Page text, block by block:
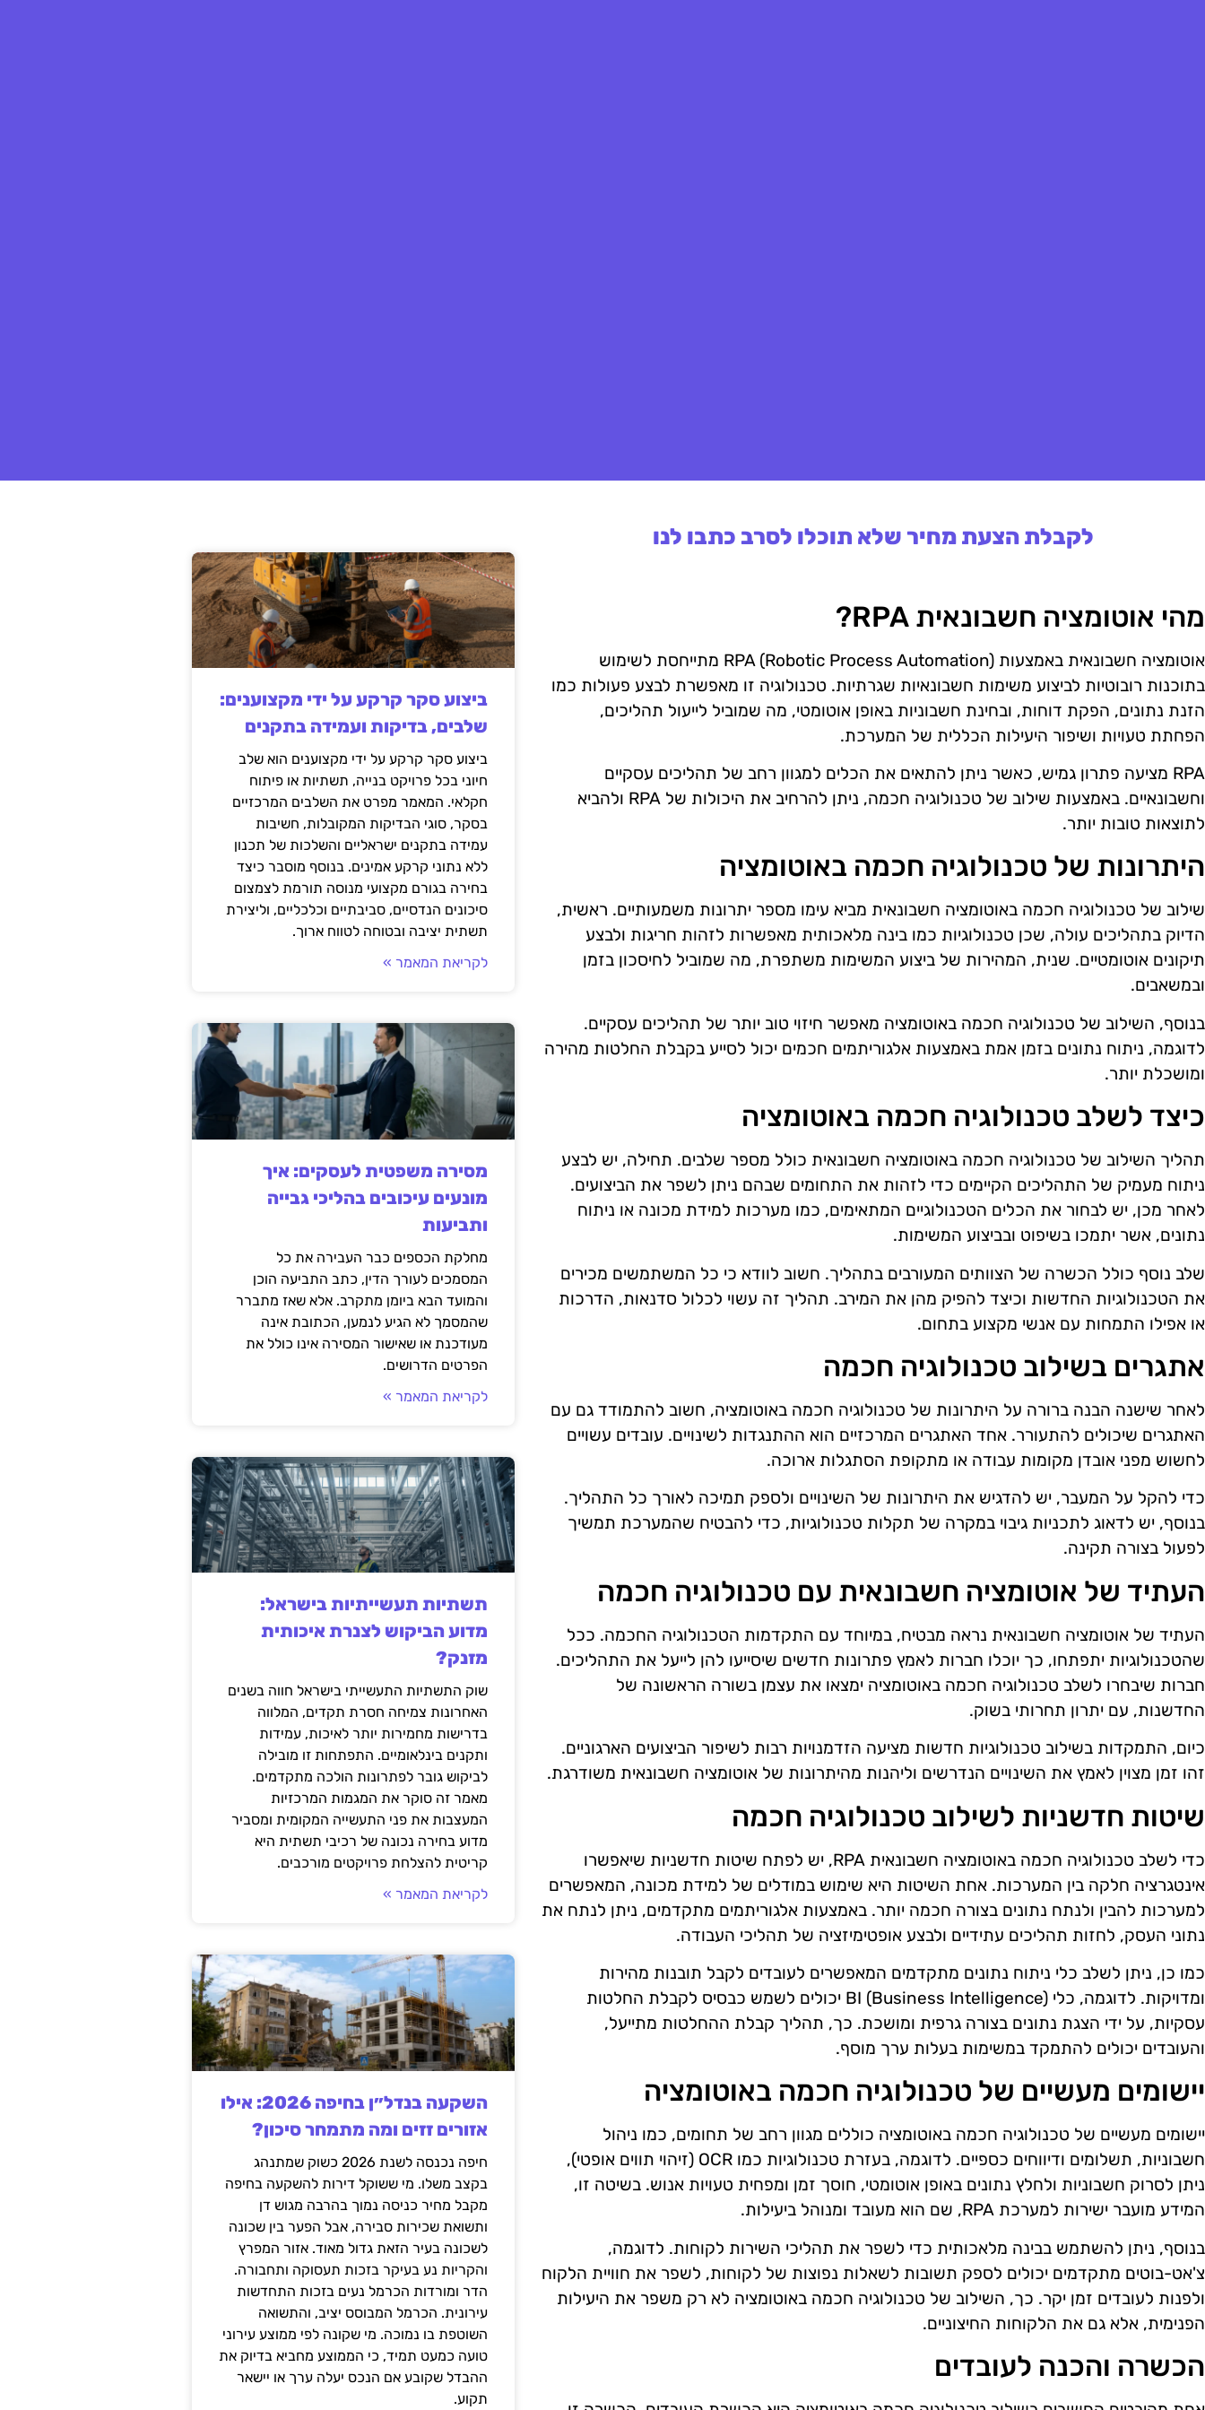
לקבלת הצעת מחיר שלא תוכלו לסרב כתבו לנו
מהי אוטומציה חשבונאית RPA?
אוטומציה חשבונאית באמצעות RPA (Robotic Process Automation) מתייחסת לשימוש
בתוכנות רובוטיות לביצוע משימות חשבונאיות שגרתיות. טכנולוגיה זו מאפשרת לבצע פעולות כמו
הזנת נתונים, הפקת דוחות, ובחינת חשבוניות באופן אוטומטי, מה שמוביל לייעול תהליכים,
הפחתת טעויות ושיפור היעילות הכללית של המערכת.
RPA מציעה פתרון גמיש, כאשר ניתן להתאים את הכלים למגוון רחב של תהליכים עסקיים
וחשבונאיים. באמצעות שילוב של טכנולוגיה חכמה, ניתן להרחיב את היכולות של RPA ולהביא
לתוצאות טובות יותר.
היתרונות של טכנולוגיה חכמה באוטומציה
שילוב של טכנולוגיה חכמה באוטומציה חשבונאית מביא עימו מספר יתרונות משמעותיים. ראשית,
הדיוק בתהליכים עולה, שכן טכנולוגיות כמו בינה מלאכותית מאפשרות לזהות חריגות ולבצע
תיקונים אוטומטיים. שנית, המהירות של ביצוע המשימות משתפרת, מה שמוביל לחיסכון בזמן
ובמשאבים.
בנוסף, השילוב של טכנולוגיה חכמה באוטומציה מאפשר חיזוי טוב יותר של תהליכים עסקיים.
לדוגמה, ניתוח נתונים בזמן אמת באמצעות אלגוריתמים חכמים יכול לסייע בקבלת החלטות מהירה
ומושכלת יותר.
כיצד לשלב טכנולוגיה חכמה באוטומציה
תהליך השילוב של טכנולוגיה חכמה באוטומציה חשבונאית כולל מספר שלבים. תחילה, יש לבצע
ניתוח מעמיק של התהליכים הקיימים כדי לזהות את התחומים שבהם ניתן לשפר את הביצועים.
לאחר מכן, יש לבחור את הכלים הטכנולוגיים המתאימים, כמו מערכות למידת מכונה או ניתוח
נתונים, אשר יתמכו בשיפוט ובביצוע המשימות.
שלב נוסף כולל הכשרה של הצוותים המעורבים בתהליך. חשוב לוודא כי כל המשתמשים מכירים
את הטכנולוגיות החדשות וכיצד להפיק מהן את המירב. תהליך זה עשוי לכלול סדנאות, הדרכות
או אפילו התמחות עם אנשי מקצוע בתחום.
אתגרים בשילוב טכנולוגיה חכמה
לאחר שישנה הבנה ברורה על היתרונות של טכנולוגיה חכמה באוטומציה, חשוב להתמודד גם עם
האתגרים שיכולים להתעורר. אחד האתגרים המרכזיים הוא ההתנגדות לשינויים. עובדים עשויים
לחשוש מפני אובדן מקומות עבודה או מתקופת הסתגלות ארוכה.
כדי להקל על המעבר, יש להדגיש את היתרונות של השינויים ולספק תמיכה לאורך כל התהליך.
בנוסף, יש לדאוג לתכניות גיבוי במקרה של תקלות טכנולוגיות, כדי להבטיח שהמערכת תמשיך
לפעול בצורה תקינה.
העתיד של אוטומציה חשבונאית עם טכנולוגיה חכמה
העתיד של אוטומציה חשבונאית נראה מבטיח, במיוחד עם התקדמות הטכנולוגיה החכמה. ככל
שהטכנולוגיות יתפתחו, כך יוכלו חברות לאמץ פתרונות חדשים שיסייעו להן לייעל את התהליכים.
חברות שיבחרו לשלב טכנולוגיה חכמה באוטומציה ימצאו את עצמן בשורה הראשונה של
החדשנות, עם יתרון תחרותי בשוק.
כיום, התמקדות בשילוב טכנולוגיות חדשות מציעה הזדמנויות רבות לשיפור הביצועים הארגוניים.
זהו זמן מצוין לאמץ את השינויים הנדרשים וליהנות מהיתרונות של אוטומציה חשבונאית משודרגת.
שיטות חדשניות לשילוב טכנולוגיה חכמה
כדי לשלב טכנולוגיה חכמה באוטומציה חשבונאית RPA, יש לפתח שיטות חדשניות שיאפשרו
אינטגרציה חלקה בין המערכות. אחת השיטות היא שימוש במודלים של למידת מכונה, המאפשרים
למערכות להבין ולנתח נתונים בצורה חכמה יותר. באמצעות אלגוריתמים מתקדמים, ניתן לנתח את
נתוני העסק, לחזות תהליכים עתידיים ולבצע אופטימיזציה של תהליכי העבודה.
כמו כן, ניתן לשלב כלי ניתוח נתונים מתקדמים המאפשרים לעובדים לקבל תובנות מהירות
ומדויקות. לדוגמה, כלי BI (Business Intelligence) יכולים לשמש כבסיס לקבלת החלטות
עסקיות, על ידי הצגת נתונים בצורה גרפית ומושכת. כך, תהליך קבלת ההחלטות מתייעל,
והעובדים יכולים להתמקד במשימות בעלות ערך מוסף.
יישומים מעשיים של טכנולוגיה חכמה באוטומציה
יישומים מעשיים של טכנולוגיה חכמה באוטומציה כוללים מגוון רחב של תחומים, כמו ניהול
חשבוניות, תשלומים ודיווחים כספיים. לדוגמה, בעזרת טכנולוגיות כמו OCR (זיהוי תווים אופטי),
ניתן לסרוק חשבוניות ולחלץ נתונים באופן אוטומטי, חוסך זמן ומפחית טעויות אנוש. בשיטה זו,
המידע מועבר ישירות למערכת RPA, שם הוא מעובד ומנוהל ביעילות.
בנוסף, ניתן להשתמש בבינה מלאכותית כדי לשפר את תהליכי השירות לקוחות. לדוגמה,
צ'אט-בוטים מתקדמים יכולים לספק תשובות לשאלות נפוצות של לקוחות, לשפר את חוויית הלקוח
ולפנות לעובדים זמן יקר. כך, השילוב של טכנולוגיה חכמה באוטומציה לא רק משפר את היעילות
הפנימית, אלא גם את הלקוחות החיצוניים.
הכשרה והכנה לעובדים
ביצוע סקר קרקע על ידי מקצוענים:
שלבים, בדיקות ועמידה בתקנים
ביצוע סקר קרקע על ידי מקצוענים הוא שלב
חיוני בכל פרויקט בנייה, תשתיות או פיתוח
חקלאי. המאמר מפרט את השלבים המרכזיים
בסקר, סוגי הבדיקות המקובלות, חשיבות
עמידה בתקנים ישראליים והשלכות של תכנון
ללא נתוני קרקע אמינים. בנוסף מוסבר כיצד
בחירה בגורם מקצועי מנוסה תורמת לצמצום
סיכונים הנדסיים, סביבתיים וכלכליים, וליצירת
תשתית יציבה ובטוחה לטווח ארוך.
לקריאת המאמר »
מסירה משפטית לעסקים: איך
מונעים עיכובים בהליכי גבייה
ותביעות
מחלקת הכספים כבר העבירה את כל
המסמכים לעורך הדין, כתב התביעה הוכן
והמועד הבא ביומן מתקרב. אלא שאז מתברר
שהמסמך לא הגיע לנמען, הכתובת אינה
מעודכנת או שאישור המסירה אינו כולל את
הפרטים הדרושים.
לקריאת המאמר »
תשתיות תעשייתיות בישראל:
מדוע הביקוש לצנרת איכותית
מזנק?
שוק התשתיות התעשייתי בישראל חווה בשנים
האחרונות צמיחה חסרת תקדים, המלווה
בדרישות מחמירות יותר לאיכות, עמידות
ותקנים בינלאומיים. התפתחות זו מובילה
לביקוש גובר לפתרונות הולכה מתקדמים.
מאמר זה סוקר את המגמות המרכזיות
המעצבות את פני התעשייה המקומית ומסביר
מדוע בחירה נכונה של רכיבי תשתית היא
קריטית להצלחת פרויקטים מורכבים.
לקריאת המאמר »
השקעה בנדל״ן בחיפה 2026: אילו
אזורים זזים ומה מתמחר סיכון?
חיפה נכנסה לשנת 2026 כשוק שמתנהג
בקצב משלו. מי ששוקל דירות להשקעה בחיפה
מקבל מחיר כניסה נמוך בהרבה מגוש דן
ותשואת שכירות סבירה, אבל הפער בין שכונה
לשכונה בעיר הזאת גדול מאוד. אזור המפרץ
והקריות נע בעיקר בזכות תעסוקה ותחבורה.
הדר ומורדות הכרמל נעים בזכות התחדשות
עירונית. הכרמל המבוסס יציב, והתשואה
השוטפת בו נמוכה. מי שקונה לפי ממוצע עירוני
טועה כמעט תמיד, כי הממוצע מחביא בדיוק את
ההבדל שקובע אם הנכס יעלה ערך או יישאר
תקוע.